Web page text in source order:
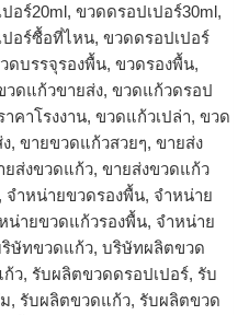
อร์20ml, ขวดดรอปเปอร์30ml,
อร์ซื้อที่ไหน, ขวดดรอปเปอร์
ดบรรจุรองพื้น, ขวดรองพื้น,
วดแก้วขายส่ง, ขวดแก้วดรอป
คาโรงงาน, ขวดแก้วเปล่า, ขวด
, ขายขวดแก้วสวยๆ, ขายส่ง
ส่งขวดแก้ว, ขายส่งขวดแก้ว
จำหน่ายขวดรองพื้น, จำหน่าย
น่ายขวดแก้วรองพื้น, จําหน่าย
ษัทขวดแก้ว, บริษัทผลิตขวด
ว, รับผลิตขวดดรอปเปอร์, รับ
, รับผลิตขวดแก้ว, รับผลิตขวด